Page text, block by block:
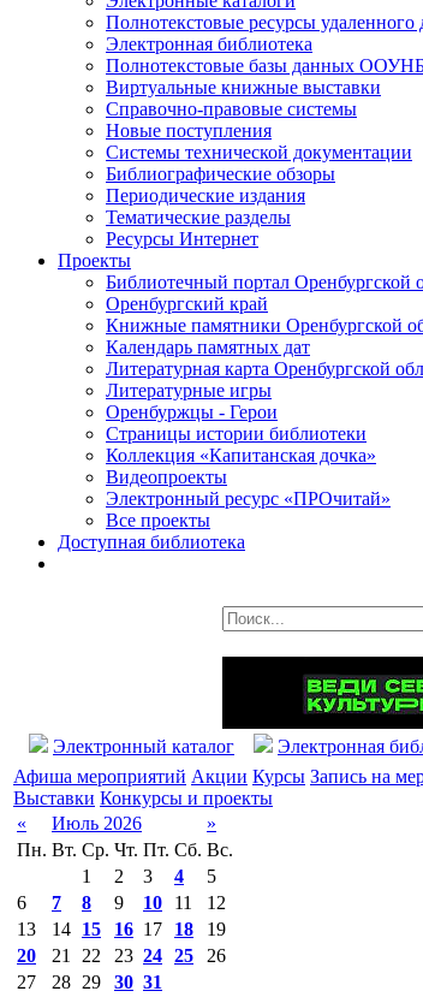
Полнотекстовые ресурсы удаленного
Электронная библиотека
Полнотекстовые базы данных
Виртуальные книжные выставки
Справочно-правовые системы
Новые поступления
Cистемы технической документации
Библиографические обзоры
Периодические издания
Тематические разделы
Ресурсы Интернет
Проекты
Библиотечный портал Оренбургской
Оренбургский край
Книжные памятники Оренбургской
Календарь памятных дат
Литературная карта Оренбургской
Литературные игры
Оренбуржцы - Герои
Страницы истории библиотеки
Коллекция «Капитанская дочка»
Видеопроекты
Электронный ресурс «ПРОчитай»
Все проекты
Доступная библиотека
Электронный каталог Электронная
Афиша мероприятий Акции Курсы Запись на
Выставки Конкурсы и проекты
«
Июль 2026
»
Пн. Вт. Ср. Чт. Пт. Сб. Вс.
1
2 3 4
5
6
7 8 9 10 11
12
13
14 15 16 17 18
19
20
21 22 23 24 25
26
27
28 29 30 31